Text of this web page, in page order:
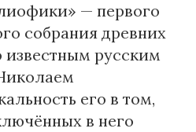
— первого
собрания древних
известным русским
его в том,
в него